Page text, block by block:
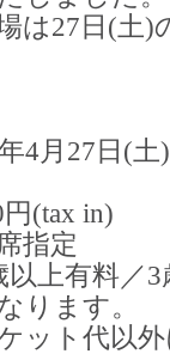
は27日(土)
4月27日(土
(tax in)
指定
上有料／3
ります。
ト代以外